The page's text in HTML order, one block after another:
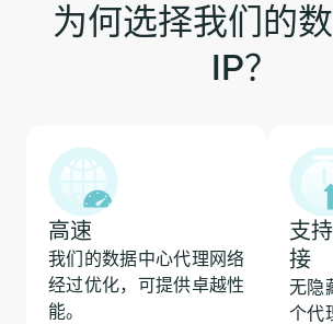
为何选择我们的
IP？
高速
我们的数据中心代理网络
经过优化，可提供卓越性
能。
支
接
无隐
个代